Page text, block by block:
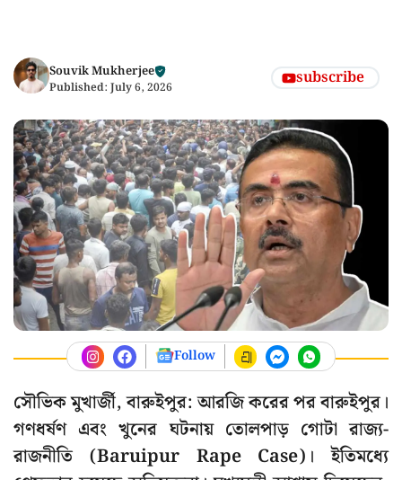
Souvik Mukherjee
Published: July 6, 2026 subscribe
Follow
সৌভিক মুখার্জী, বারুইপুর: আরজি করের পর বারুইপুর।
গণধর্ষণ এবং খুনের ঘটনায় তোলপাড় গোটা রাজ্য-
রাজনীতি (Baruipur Rape Case)। ইতিমধ্যে